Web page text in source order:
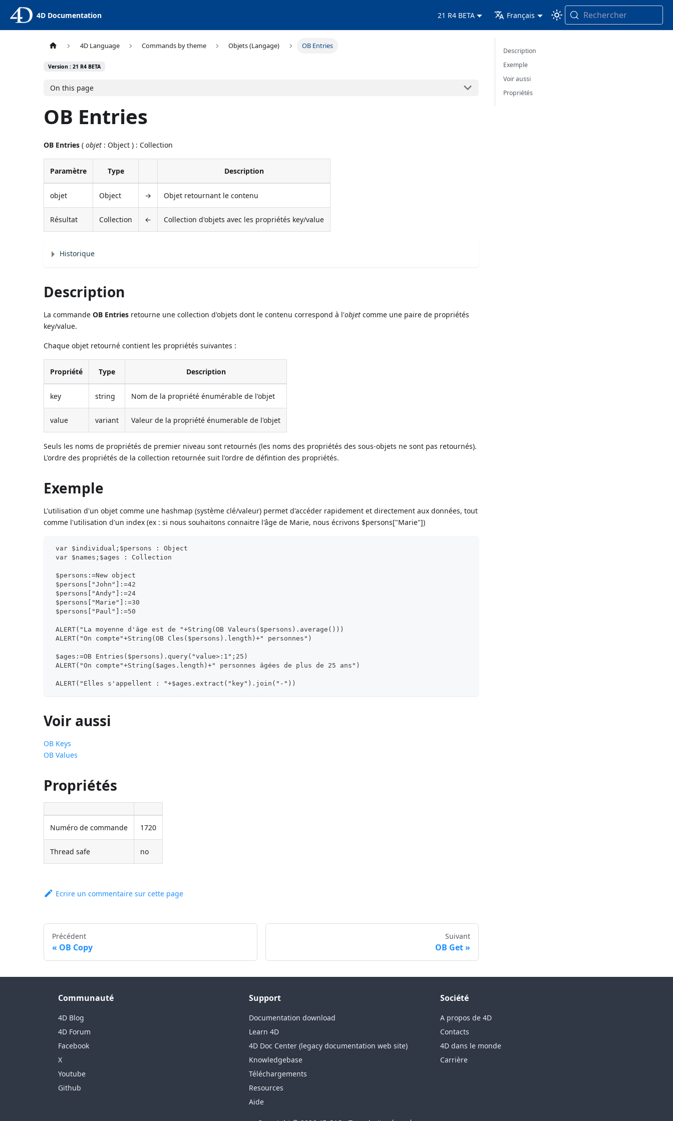
4D Documentation 21 R4 BETA Français Rechercher
4D Language Commands by theme Objets (Langage) OB Entries
Version : 21 R4 BETA
On this page
OB Entries
OB Entries (objet : Object ) : Collection
Paramètre Type Description
objet Object → Objet retournant le contenu
Résultat Collection ← Collection d'objets avec les propriétés key/value
Historique
Description
La commandeOB Entries retourne une collection d'objets dont le contenu correspond à l'objet comme une paire de propriétés
key/value.
Chaque objet retourné contient les propriétés suivantes :
Propriété Type Description
key string Nom de la propriété énumérable de l'objet
value variant Valeur de la propriété énumerable de l'objet
Seuls les noms de propriétés de premier niveau sont retournés (les noms des propriétés des sous-objets ne sont pas retournés).
L'ordre des propriétés de la collection retournée suit l'ordre de défintion des propriétés.
Exemple
L'utilisation d'un objet comme une hashmap (système clé/valeur) permet d'accéder rapidement et directement aux données, tout
comme l'utilisation d'un index (ex : si nous souhaitons connaitre l'âge de Marie, nous écrivons $persons["Marie"])
var $individual;$persons : Object
var $names;$ages : Collection
$persons:=New object
$persons["John"]:=42
$persons["Andy"]:=24
$persons["Marie"]:=30
$persons["Paul"]:=50
ALERT("La moyenne d'âge est de "+String(OB Valeurs($persons).average()))
ALERT("On compte"+String(OB Cles($persons).length)+" personnes")
$ages:=OB Entries($persons).query("value>:1";25)
ALERT("On compte"+String($ages.length)+" personnes âgées de plus de 25 ans")
ALERT("Elles s'appellent : "+$ages.extract("key").join("-"))
Voir aussi
OB Keys
OB Values
Propriétés
Numéro de commande 1720
Thread safe no
Ecrire un commentaire sur cette page
Précédent
OB Copy
Suivant
OB Get
Description
Exemple
Voir aussi
Propriétés
Communauté
4D Blog
4D Forum
Facebook
X
Youtube
Github
Support
Documentation download
Learn 4D
4D Doc Center (legacy documentation web site)
Knowledgebase
Téléchargements
Resources
Aide
Société
A propos de 4D
Contacts
4D dans le monde
Carrière